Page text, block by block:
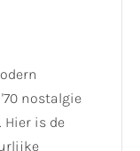
nostalgie
Hier is de